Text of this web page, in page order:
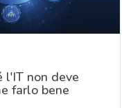
l'IT non deve
farlo bene